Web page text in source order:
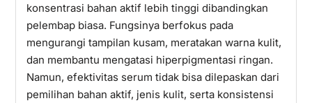
konsentrasi bahan aktif lebih tinggi dibandingkan
pelembap biasa. Fungsinya berfokus pada
mengurangi tampilan kusam, meratakan warna kulit,
dan membantu mengatasi hiperpigmentasi ringan.
Namun, efektivitas serum tidak bisa dilepaskan dari
pemilihan bahan aktif, jenis kulit, serta konsistensi